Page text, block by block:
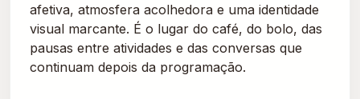
afetiva, atmosfera acolhedora e uma identidade
visual marcante. É o lugar do café, do bolo, das
pausas entre atividades e das conversas que
continuam depois da programação.